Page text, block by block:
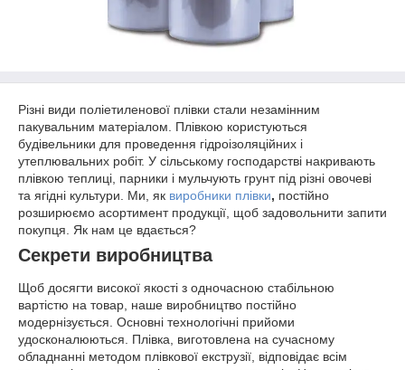
Різні види поліетиленової плівки стали незамінним
пакувальним матеріалом. Плівкою користуються
будівельники для проведення гідроізоляційних і
утеплювальних робіт. У сільському господарстві накривають
плівкою теплиці, парники і мульчують грунт під різні овочеві
та ягідні культури. Ми, як виробники плівки, постійно
розширюємо асортимент продукції, щоб задовольнити запити
покупця. Як нам це вдається?
Секрети виробництва
Щоб досягти високої якості з одночасною стабільною
вартістю на товар, наше виробництво постійно
модернізується. Основні технологічні прийоми
удосконалюються. Плівка, виготовлена на сучасному
обладнанні методом плівкової екструзії, відповідає всім